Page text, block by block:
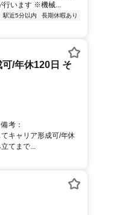
行います ※機械...
駅近5分以内
長期休暇あり
可/年休120日 そ
考：
キャリア形成可/年休
てまで...